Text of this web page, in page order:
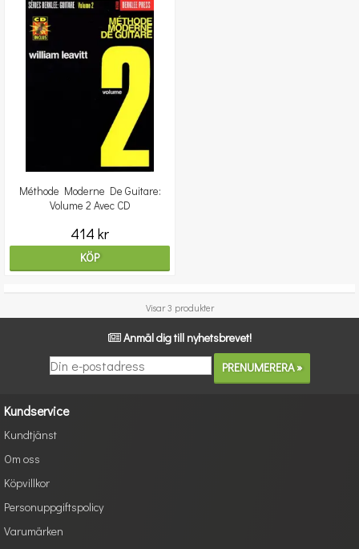
Méthode Moderne De Guitare:
Volume 2 Avec CD
414 kr
KÖP
Visar 3 produkter
Anmäl dig till nyhetsbrevet!
Kundservice
Kundtjänst
Om oss
Köpvillkor
Personuppgiftspolicy
Varumärken